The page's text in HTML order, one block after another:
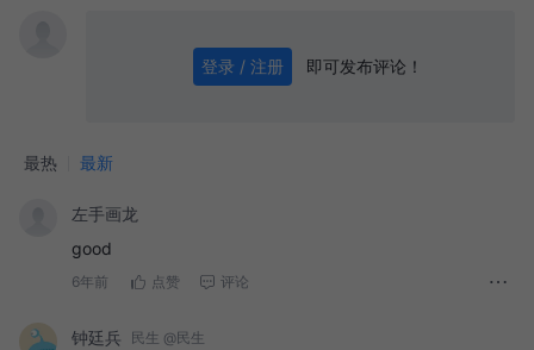
登录 / 注册 即可发布评论！
最热 最新
左手画龙
good
6年前 点赞 评论
钟廷兵 民生 @民生